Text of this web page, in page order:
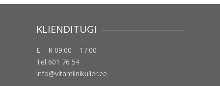
KLIENDITUGI
E – R 09:00 – 17:00
Tel 601 76 54
info@vitamiinikuller.ee